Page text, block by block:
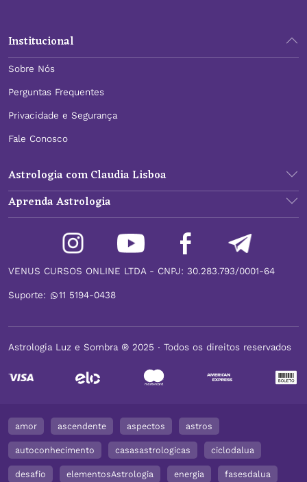
Institucional
Sobre Nós
Perguntas Frequentes
Privacidade e Segurança
Fale Conosco
Astrologia com Claudia Lisboa
Aprenda Astrologia
VENUS CURSOS ONLINE LTDA - CNPJ: 30.283.793/0001-64
Suporte: 11 5194-0438
Astrologia Luz e Sombra ® 2025 ∙ Todos os direitos reservados
amor ascendente aspectos astros
autoconhecimento casasastrologicas ciclodalua
desafio elementosAstrologia energia fasesdalua